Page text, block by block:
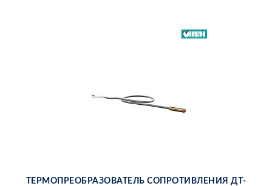
ТЕР­МО­ПРЕ­ОБ­РА­ЗО­ВА­ТЕЛЬ СО­ПРО­ТИВ­ЛЕ­НИЯ ДТ­